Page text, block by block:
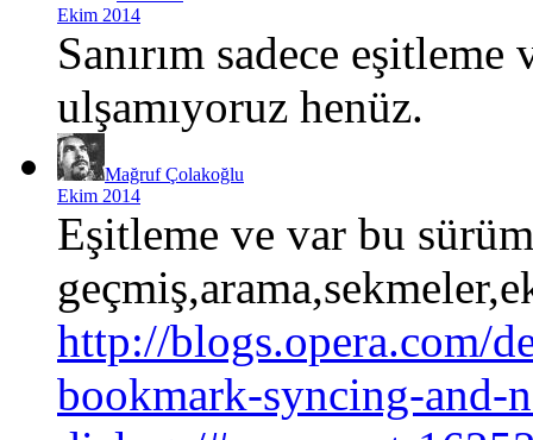
Ekim 2014
Sanırım sadece
ulşamıyoruz henüz.
Mağruf Çolakoğlu
Ekim 2014
Eşitleme ve var bu
http://blogs.opera.com/
bookmark-syncing-and-